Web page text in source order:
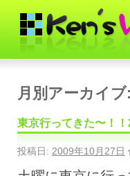
月別アーカイブ:
東京行ってきた〜！！
投稿日: 2009年10月27日